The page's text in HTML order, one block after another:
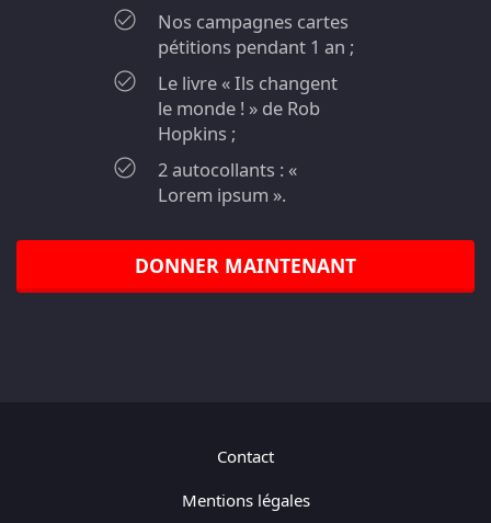
Nos campagnes cartes
pétitions pendant 1 an ;
Le livre « Ils changent
le monde ! » de Rob
Hopkins ;
2 autocollants : «
Lorem ipsum ».
DONNER MAINTENANT
Contact
Mentions légales